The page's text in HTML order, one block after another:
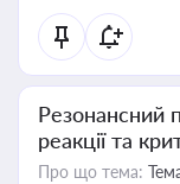
Резонансний
реакції та
Про що тема: